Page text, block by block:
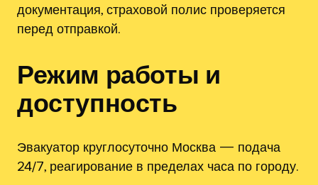
документация, страховой полис проверяется
перед отправкой.
Режим работы и
доступность
Эвакуатор круглосуточно Москва — подача
24/7, реагирование в пределах часа по городу.